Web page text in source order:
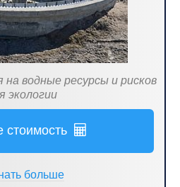
на водные ресурсы и рисков
экологии
стоимость
больше